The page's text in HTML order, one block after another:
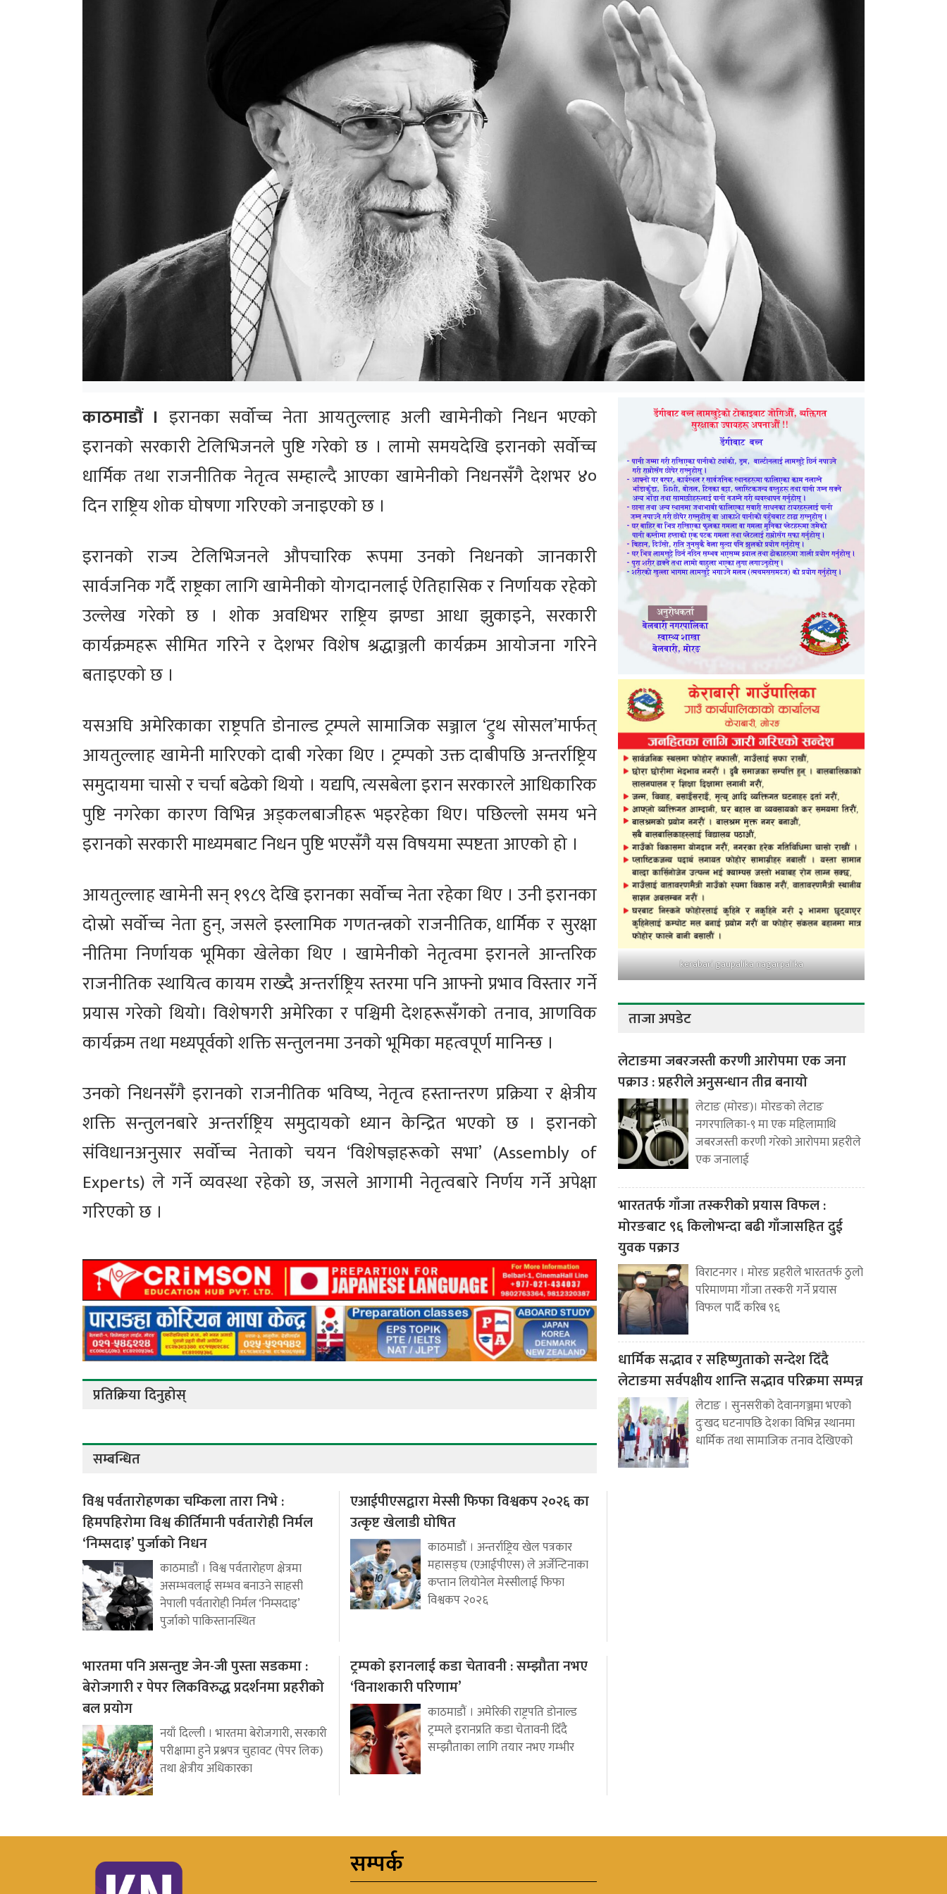
काठमाडौं । इरानका सर्वोच्च नेता आयतुल्लाह अली खामेनीको निधन भएको
इरानको सरकारी टेलिभिजनले पुष्टि गरेको छ । लामो समयदेखि इरानको सर्वोच्च
धार्मिक तथा राजनीतिक नेतृत्व सम्हाल्दै आएका खामेनीको निधनसँगै देशभर ४०
दिन राष्ट्रिय शोक घोषणा गरिएको जनाइएको छ ।
इरानको राज्य टेलिभिजनले औपचारिक रूपमा उनको निधनको जानकारी
सार्वजनिक गर्दै राष्ट्रका लागि खामेनीको योगदानलाई ऐतिहासिक र निर्णायक रहेको
उल्लेख गरेको छ । शोक अवधिभर राष्ट्रिय झण्डा आधा झुकाइने, सरकारी
कार्यक्रमहरू सीमित गरिने र देशभर विशेष श्रद्धाञ्जली कार्यक्रम आयोजना गरिने
बताइएको छ ।
यसअघि अमेरिकाका राष्ट्रपति डोनाल्ड ट्रम्पले सामाजिक सञ्जाल ‘ट्रुथ सोसल’मार्फत्
आयतुल्लाह खामेनी मारिएको दाबी गरेका थिए । ट्रम्पको उक्त दाबीपछि अन्तर्राष्ट्रिय
समुदायमा चासो र चर्चा बढेको थियो । यद्यपि, त्यसबेला इरान सरकारले आधिकारिक
पुष्टि नगरेका कारण विभिन्न अड्कलबाजीहरू भइरहेका थिए। पछिल्लो समय भने
इरानको सरकारी माध्यमबाट निधन पुष्टि भएसँगै यस विषयमा स्पष्टता आएको हो ।
आयतुल्लाह खामेनी सन् १९८९ देखि इरानका सर्वोच्च नेता रहेका थिए । उनी इरानका
दोस्रो सर्वोच्च नेता हुन्, जसले इस्लामिक गणतन्त्रको राजनीतिक, धार्मिक र सुरक्षा
नीतिमा निर्णायक भूमिका खेलेका थिए । खामेनीको नेतृत्वमा इरानले आन्तरिक
राजनीतिक स्थायित्व कायम राख्दै अन्तर्राष्ट्रिय स्तरमा पनि आफ्नो प्रभाव विस्तार गर्ने
प्रयास गरेको थियो। विशेषगरी अमेरिका र पश्चिमी देशहरूसँगको तनाव, आणविक
कार्यक्रम तथा मध्यपूर्वको शक्ति सन्तुलनमा उनको भूमिका महत्वपूर्ण मानिन्छ ।
उनको निधनसँगै इरानको राजनीतिक भविष्य, नेतृत्व हस्तान्तरण प्रक्रिया र क्षेत्रीय
शक्ति सन्तुलनबारे अन्तर्राष्ट्रिय समुदायको ध्यान केन्द्रित भएको छ । इरानको
संविधानअनुसार सर्वोच्च नेताको चयन ‘विशेषज्ञहरूको सभा’ (Assembly of
Experts) ले गर्ने व्यवस्था रहेको छ, जसले आगामी नेतृत्वबारे निर्णय गर्ने अपेक्षा
गरिएको छ ।
प्रतिक्रिया दिनुहोस्
सम्बन्धित
विश्व पर्वतारोहणका चम्किला तारा निभे :
हिमपहिरोमा विश्व कीर्तिमानी पर्वतारोही निर्मल
‘निम्सदाइ’ पुर्जाको निधन
काठमाडौं । विश्व पर्वतारोहण क्षेत्रमा
असम्भवलाई सम्भव बनाउने साहसी
नेपाली पर्वतारोही निर्मल ‘निम्सदाइ’
पुर्जाको पाकिस्तानस्थित
एआईपीएसद्वारा मेस्सी फिफा विश्वकप २०२६ का
उत्कृष्ट खेलाडी घोषित
काठमाडौं । अन्तर्राष्ट्रिय खेल पत्रकार
महासङ्घ (एआईपीएस) ले अर्जेन्टिनाका
कप्तान लियोनेल मेस्सीलाई फिफा
विश्वकप २०२६
भारतमा पनि असन्तुष्ट जेन-जी पुस्ता सडकमा :
बेरोजगारी र पेपर लिकविरुद्ध प्रदर्शनमा प्रहरीको
बल प्रयोग
नयाँ दिल्ली । भारतमा बेरोजगारी, सरकारी
परीक्षामा हुने प्रश्नपत्र चुहावट (पेपर लिक)
तथा क्षेत्रीय अधिकारका
ट्रम्पको इरानलाई कडा चेतावनी : सम्झौता नभए
‘विनाशकारी परिणाम’
काठमाडौं । अमेरिकी राष्ट्रपति डोनाल्ड
ट्रम्पले इरानप्रति कडा चेतावनी दिँदै
सम्झौताका लागि तयार नभए गम्भीर
kerabari gaupalika nagarpalika
ताजा अपडेट
लेटाङमा जबरजस्ती करणी आरोपमा एक जना
पक्राउ : प्रहरीले अनुसन्धान तीव्र बनायो
लेटाङ (मोरङ)। मोरङको लेटाङ
नगरपालिका-९ मा एक महिलामाथि
जबरजस्ती करणी गरेको आरोपमा प्रहरीले
एक जनालाई
भारततर्फ गाँजा तस्करीको प्रयास विफल :
मोरङबाट ९६ किलोभन्दा बढी गाँजासहित दुई
युवक पक्राउ
विराटनगर । मोरङ प्रहरीले भारततर्फ ठुलो
परिमाणमा गाँजा तस्करी गर्ने प्रयास
विफल पार्दै करिब ९६
धार्मिक सद्भाव र सहिष्णुताको सन्देश दिँदै
लेटाङमा सर्वपक्षीय शान्ति सद्भाव परिक्रमा सम्पन्न
लेटाङ । सुनसरीको देवानगञ्जमा भएको
दुःखद घटनापछि देशका विभिन्न स्थानमा
धार्मिक तथा सामाजिक तनाव देखिएको
सम्पर्क